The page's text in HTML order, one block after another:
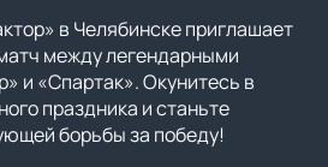
в Челябинске приглашает
между легендарными
и «Спартак». Окунитесь в
праздника и станьте
борьбы за победу!